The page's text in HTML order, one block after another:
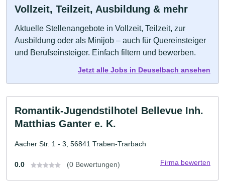
Vollzeit, Teilzeit, Ausbildung & mehr
Aktuelle Stellenangebote in Vollzeit, Teilzeit, zur
Ausbildung oder als Minijob – auch für Quereinsteiger
und Berufseinsteiger. Einfach filtern und bewerben.
Jetzt alle Jobs in Deuselbach ansehen
Romantik-Jugendstilhotel Bellevue Inh.
Matthias Ganter e. K.
Aacher Str. 1 - 3, 56841 Traben-Trarbach
0.0 (0 Bewertungen) Firma bewerten